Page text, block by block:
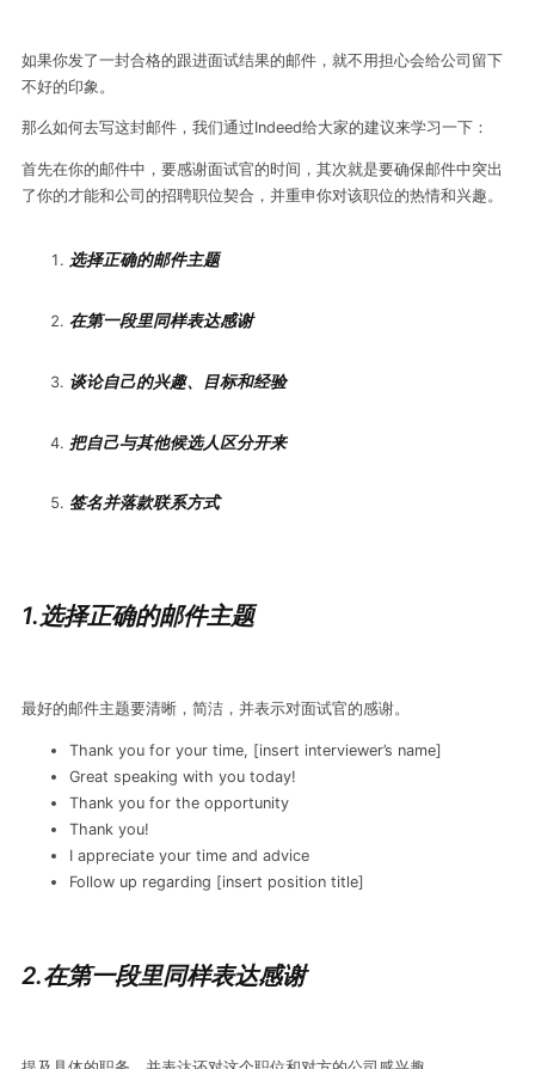
如果你发了一封合格的跟进面试结果的邮件，就不用担心会给公司留下
不好的印象。
那么如何去写这封邮件，我们通过Indeed给大家的建议来学习一下：
首先在你的邮件中，要感谢面试官的时间，其次就是要确保邮件中突出
了你的才能和公司的招聘职位契合，并重申你对该职位的热情和兴趣。
选择正确的邮件主题
在第一段里同样表达感谢
谈论自己的兴趣、目标和经验
把自己与其他候选人区分开来
签名并落款联系方式
1.选择正确的邮件主题
最好的邮件主题要清晰，简洁，并表示对面试官的感谢。
Thank you for your time, [insert interviewer’s name]
Great speaking with you today!
Thank you for the opportunity
Thank you!
I appreciate your time and advice
Follow up regarding [insert position title]
2.在第一段里同样表达感谢